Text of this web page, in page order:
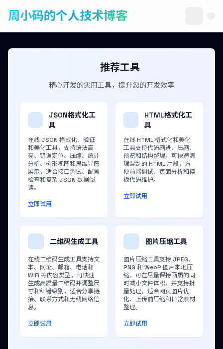
周小码的个人技术博客
推荐工具
精心开发的实用工具，提升您的开发效率
JSON格式化工
具
在线 JSON 格式化、验证
和美化工具，支持语法高
亮、错误定位、压缩、统计
分析、树形视图和思维导图
展示，适合接口调试、配置
检查和复杂 JSON 数据阅
读。
立即试用
HTML格式化工
具
在线 HTML 格式化和美化
工具支持代码缩进、压缩、
预览和结构整理，可快速清
理混乱的 HTML 片段，方
便前端调试、页面分析和模
板代码维护。
立即试用
二维码生成工具
在线二维码生成工具支持文
本、网址、邮箱、电话和
WiFi 等内容类型，可快速
生成高质量二维码并调整尺
寸和纠错级别，适合分享链
接、联系方式和无线网络信
息。
立即试用
图片压缩工具
图片压缩工具支持 JPEG、
PNG 和 WebP 图片本地压
缩，可在尽量保持画质的同
时减小文件体积，并支持批
量处理，适合网页图片优
化、上传前压缩和日常素材
整理。
立即试用